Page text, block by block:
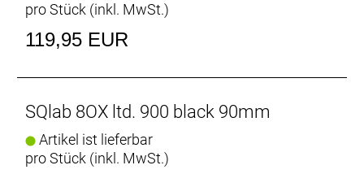
pro Stück (inkl. MwSt.)
119,95 EUR
SQlab 8OX ltd. 900 black 90mm
Artikel ist lieferbar
pro Stück (inkl. MwSt.)